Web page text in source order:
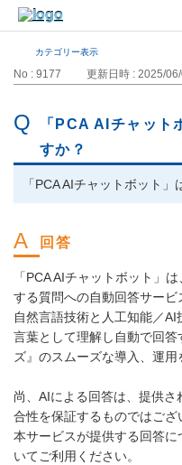
カテゴリー表示
No : 9177 更新日時 : 2025/
「PCA AIチャット
すか？
「PCA AIチャットボット
「PCA AIチャットボット」
する質問への自動回答サービ
自然言語技術と人工知能／
言葉として理解し自動で回
ズ』のスムーズな導入、運用
尚、AIによる回答は、提供
合性を保証するものではござ
本サービスが提供する回答
いてご利用ください。